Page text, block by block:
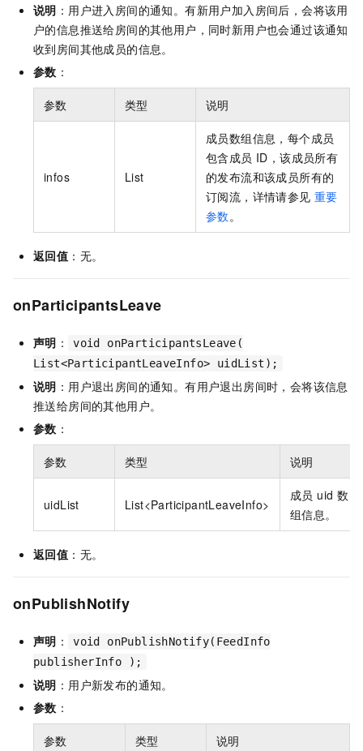
说明 ：用户进入房间的通知。有新用户加入房间后，会将该用
户的信息推送给房间的其他用户，同时新用户也会通过该通知
收到房间其他成员的信息。
参数 ：
参数 类型 说明
infos List
成员数组信息，每个成员
包含成员 ID，该成员所有
的发布流和该成员所有的
订阅流，详情请参见 重要
参数 。
返回值 ：无。
onParticipantsLeave
声明 ：
void onParticipantsLeave(
List<ParticipantLeaveInfo> uidList);
说明 ：用户退出房间的通知。有用户退出房间时，会将该信息
推送给房间的其他用户。
参数 ：
参数 类型 说明
uidList List<ParticipantLeaveInfo>
成员 uid 数
组信息。
返回值 ：无。
onPublishNotify
声明 ：
void onPublishNotify(FeedInfo
publisherInfo );
说明 ：用户新发布的通知。
参数 ：
参数 类型 说明